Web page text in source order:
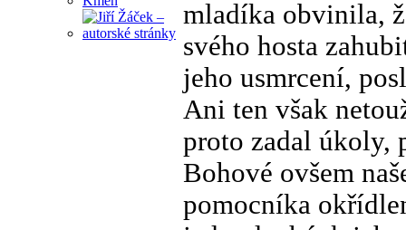
mladíka obvinila,
svého hosta
jeho usmrcení,
Ani ten však
proto zadal úkoly,
Bohové ovšem
pomocníka